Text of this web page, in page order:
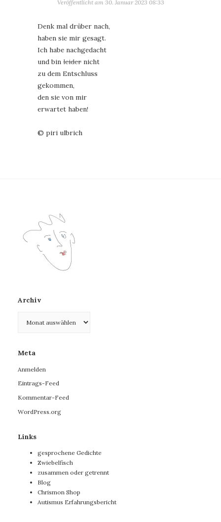
Veröffentlicht am 30. Januar 2023 08:33
Denk mal drüber nach,
haben sie mir gesagt.
Ich habe nachgedacht
und bin leider nicht
zu dem Entschluss
gekommen,
den sie von mir
erwartet haben!
© piri ulbrich
Archiv
Meta
Anmelden
Eintrags-Feed
Kommentar-Feed
WordPress.org
Links
gesprochene Gedichte
Zwiebelfisch
zusammen oder getrennt
Blog
Chrismon Shop
Autismus Erfahrungsbericht